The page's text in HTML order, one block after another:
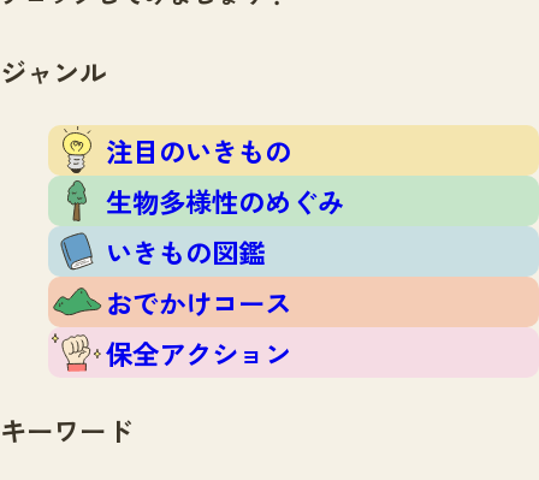
いきものガイド
注目のいきもの
生物多様性のめぐみ
いきもの図鑑
おでかけコース
保全アクション
イベント
いきもの調査隊
調査レポート
調査レポートTOP
調査結果
ふくおかいきものマップ
マッチング
マッチングTOP
掲載申し込みフォーム
お問合せ
ジャンル
注目のいきもの
生物多様性のめぐみ
いきもの図鑑
おでかけコース
保全アクション
キーワード